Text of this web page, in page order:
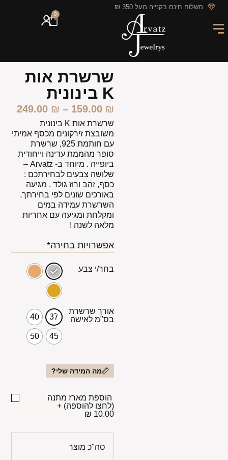
לתוכן משלוח חינם בקנייה מעל 350 ₪
0
שרשרת אות
K בינונית
159.00 ₪
–
249.00 ₪
שרשרת אות K בינונית
משובצת זירקונים מכסף אמיתי
עם חותמת 925, שרשרת
סופר מהממת עדינה וייחודית
ביופייה . מיוחד ב- Arvatz –
שלושה צבעים לבחירתכם :
כסף, זהב ורוז גולד . מגיעה
באורכים שונים לפי בחירתך,
השרשרת עמידה במים
ומקלחת ומגיעה עם אחריות
מלאה לשנה !
אפשרויות בחירה*
בחר/י צבע
אורך שרשרת
בס"מ לאישה
37
40
45
50
מה המידה שלי?
הוספת מארז מתנה
(לחצו להוספה) +
10.00 ₪
סה"כ מוצר